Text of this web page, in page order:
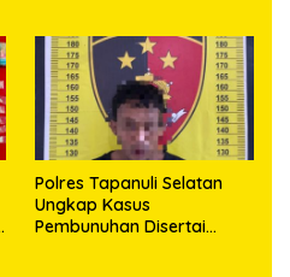
63,67 Gram Sabu
Polres Tapanuli Selatan
Ungkap Kasus
Pembunuhan Disertai